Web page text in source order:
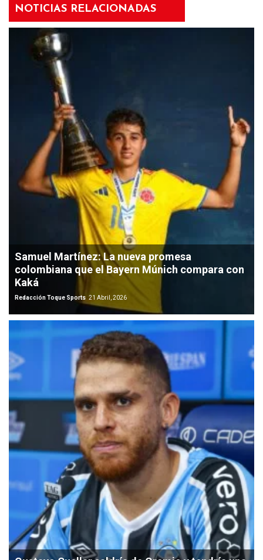
NOTICIAS RELACIONADAS
Samuel Martínez: La nueva promesa
colombiana que el Bayern Múnich compara con
Kaká
Redacción Toque Sports 21 Abril, 2026